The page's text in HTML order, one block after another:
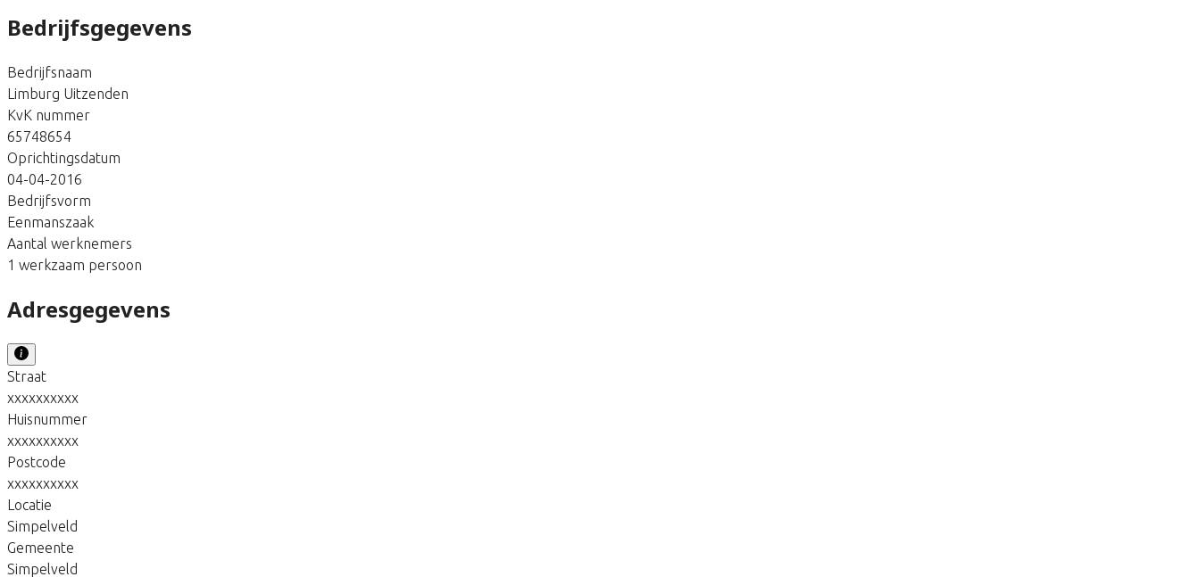
Bedrijfsgegevens
Bedrijfsnaam
Limburg Uitzenden
KvK nummer
65748654
Oprichtingsdatum
04-04-2016
Bedrijfsvorm
Eenmanszaak
Aantal werknemers
1 werkzaam persoon
Adresgegevens
Straat
xxxxxxxxxx
Huisnummer
xxxxxxxxxx
Postcode
xxxxxxxxxx
Locatie
Simpelveld
Gemeente
Simpelveld